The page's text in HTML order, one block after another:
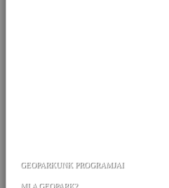
GEOPARKUNK PROGRAMJAI
MI A GEOPARK?